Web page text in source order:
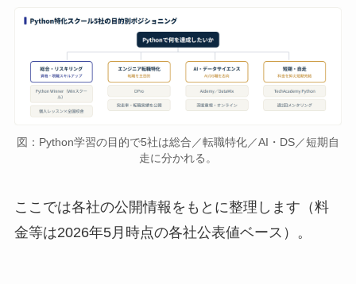
図：Python学習の目的で5社は総合／転職特化／AI・DS／短期自
走に分かれる。
ここでは各社の公開情報をもとに整理します（料
金等は2026年5月時点の各社公表値ベース）。